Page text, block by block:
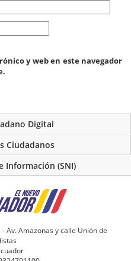
y web en este navegador
Digital
Ciudadanos
Información (SNI)
Av. Amazonas y calle Unión de